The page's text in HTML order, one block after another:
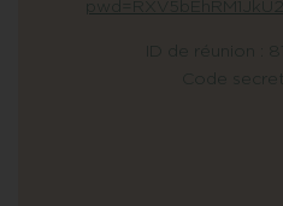
ID de réunion :
Code